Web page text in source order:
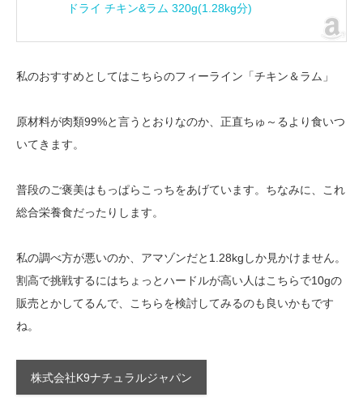
ドライ チキン&ラム 320g(1.28kg分)
私のおすすめとしてはこちらのフィーライン「チキン＆ラム」
原材料が肉類99%と言うとおりなのか、正直ちゅ～るより食いつ
いてきます。
普段のご褒美はもっぱらこっちをあげています。ちなみに、これ
総合栄養食だったりします。
私の調べ方が悪いのか、アマゾンだと1.28kgしか見かけません。
割高で挑戦するにはちょっとハードルが高い人はこちらで10gの
販売とかしてるんで、こちらを検討してみるのも良いかもです
ね。
株式会社K9ナチュラルジャパン